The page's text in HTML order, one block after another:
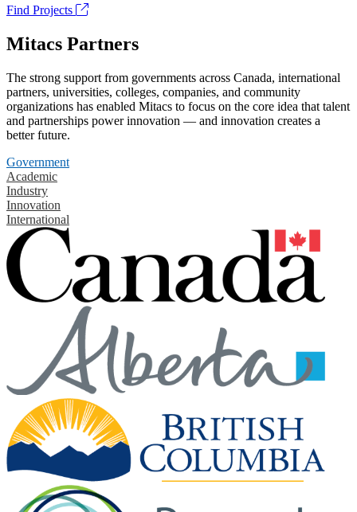
Find Projects
Mitacs Partners
The strong support from governments across Canada, international
partners, universities, colleges, companies, and community
organizations has enabled Mitacs to focus on the core idea that talent
and partnerships power innovation — and innovation creates a
better future.
Government
Academic
Industry
Innovation
International